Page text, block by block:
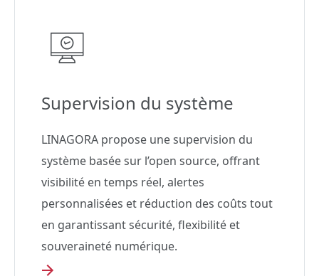
Supervision du système
LINAGORA propose une supervision du
système basée sur l’open source, offrant
visibilité en temps réel, alertes
personnalisées et réduction des coûts tout
en garantissant sécurité, flexibilité et
souveraineté numérique.